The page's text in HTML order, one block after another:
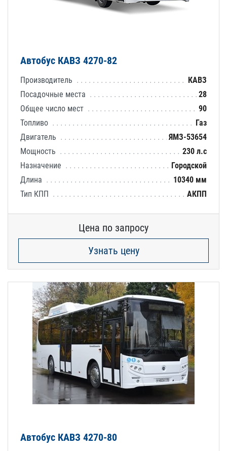
Автобус КАВЗ 4270-82
Производитель
КАВЗ
Посадочные места
28
Общее число мест
90
Топливо
Газ
Двигатель
ЯМЗ-53654
Мощность
230 л.с
Назначение
Городской
Длина
10340 мм
Тип КПП
АКПП
Цена по запросу
Узнать цену
Автобус КАВЗ 4270-80